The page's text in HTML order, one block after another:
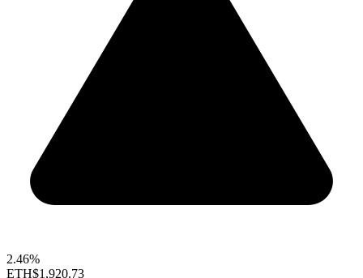
2.46%
ETH$1,920.73